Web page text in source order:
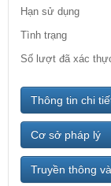
Hạn sử dụng
Tình trạng
Số lượt đã xác
Thông tin chi
Cơ sở pháp lý
Truyền thông